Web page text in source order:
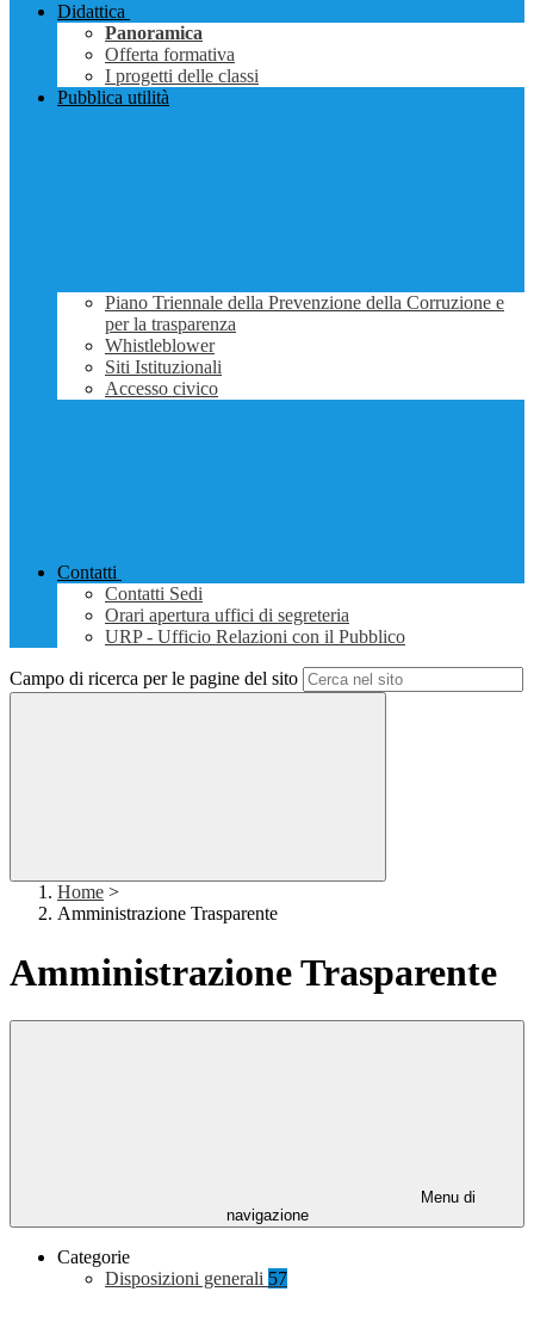
Didattica
Panoramica
Offerta formativa
I progetti delle classi
Pubblica utilità
Piano Triennale della Prevenzione della Corruzione e
per la trasparenza
Whistleblower
Siti Istituzionali
Accesso civico
Contatti
Contatti Sedi
Orari apertura uffici di segreteria
URP - Ufficio Relazioni con il Pubblico
Campo di ricerca per le pagine del sito
Home >
Amministrazione Trasparente
Amministrazione Trasparente
Menu di
navigazione
Categorie
Disposizioni generali 57